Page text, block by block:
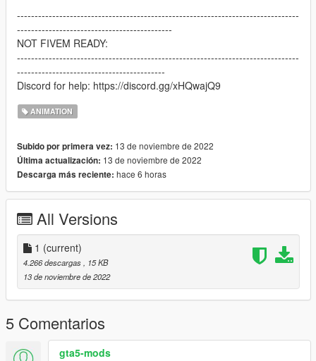
--------------------------------------------------------------------------------
--------------------------------------------
NOT FIVEM READY:
--------------------------------------------------------------------------------
------------------------------------------
Discord for help: https://discord.gg/xHQwajQ9
ANIMATION
Subido por primera vez: 13 de noviembre de 2022
Última actualización: 13 de noviembre de 2022
Descarga más reciente: hace 6 horas
All Versions
1 (current)
4.266 descargas, 15 KB
13 de noviembre de 2022
5 Comentarios
gta5-mods